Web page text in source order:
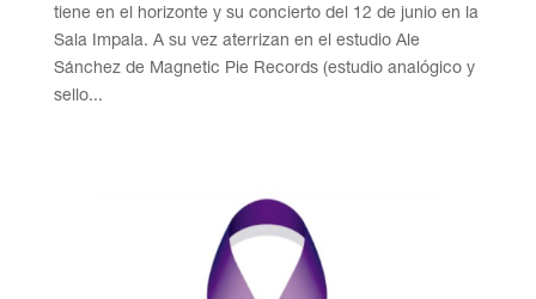
tiene en el horizonte y su concierto del 12 de junio en la
Sala Impala. A su vez aterrizan en el estudio Ale
Sánchez de Magnetic Pie Records (estudio analógico y
sello...